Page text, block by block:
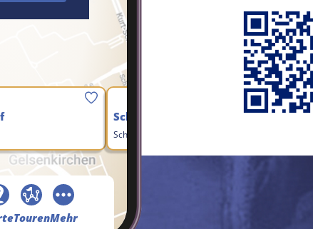
SpeichernSchalker Markt
Schalker Markt…
TourenMehr